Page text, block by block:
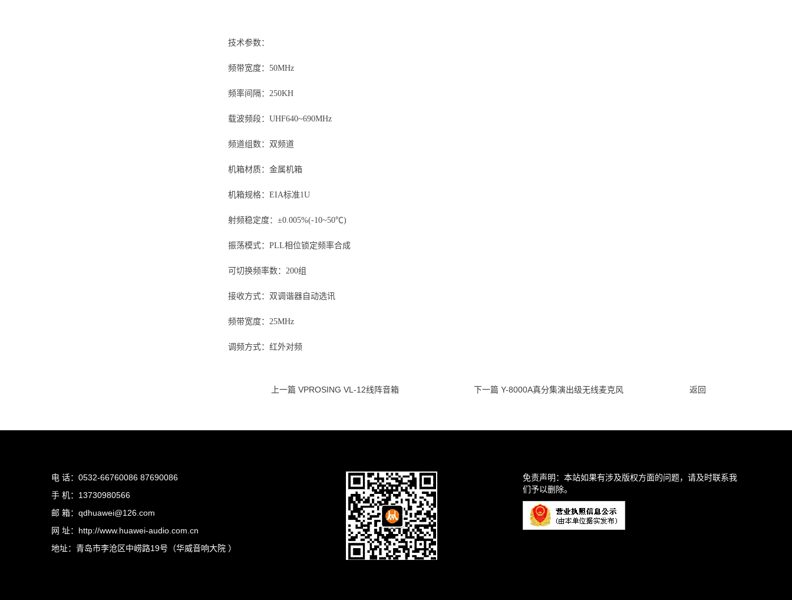
技术参数：
频带宽度：50MHz
频率间隔：250KH
载波频段：UHF640~690MHz
频道组数：双频道
机箱材质：金属机箱
机箱规格：EIA标准1U
射频稳定度：±0.005%(-10~50℃)
振荡模式：PLL相位锁定频率合成
可切换频率数：200组
接收方式：双调谐器自动选讯
频带宽度：25MHz
调频方式：红外对频
上一篇 VPROSING VL-12线阵音箱 下一篇 Y-8000A真分集演出级无线麦克风 返回
电 话：0532-66760086 87690086
手 机：13730980566
邮 箱：qdhuawei@126.com
网 址：http://www.huawei-audio.com.cn
地址：青岛市李沧区中崂路19号（华威音响大院 ）
免责声明：本站如果有涉及版权方面的问题，请及时联系我
们予以删除。